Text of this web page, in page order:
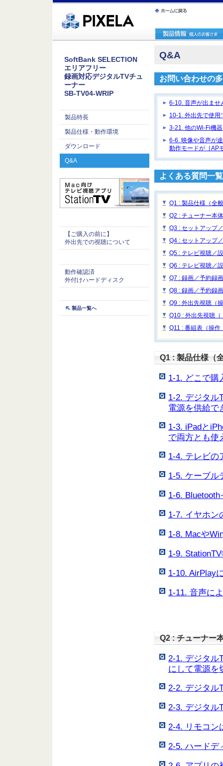
繝ｳ繧ｯ縺ｧ縺吶�
SoftBank SELECTION
エリアフリー
録画対応デジタルTVチュ
ーナー
SB-TV04-WRIP
製品特長
製品仕様・動作環境
ダウンロード
Q&A
【ご購入の前に】
外出先での視聴について
動作確認済
外付けハードディスク
製品一覧へ
Q&A
お問い合わせの
6-10. 音声が出ませ
10-1. 外出先で使用
3-21. 他のWi-Fi機
6-6. 映像や音声が
動作モードが［AP
よくある質問一覧
Q1 : 製品仕様（全
Q2 : チューナー本
Q3 : セットアップ
Q4 : セットアップ
Q5 : テレビ視聴／
Q6 : テレビ視聴／
Q7 : 録画／予約録
Q8 : 録画／予約録
Q9 : 外出先視聴（
Q10 : 外出先視聴（
Q11 : 番組表（操作
Q1 : 製品仕様（
1-1. どこで購
1-2. デジタル
電源を供給で
1-3. iPadと
で両方とも使
1-4. テレビの
1-5. ケーブル
1-6.
1-7. イヤホン
1-8. Macや
1-9.
1-10. AirPlay
1-11. 音声に
Q2 : チューナー
2-1. デジタル
にして電源を
2-2. デジタル
2-3. デジタル
2-4. リモコン
2-5. ハードデ